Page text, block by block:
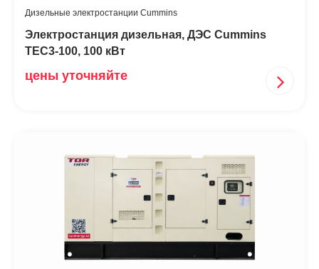
Дизельные электростанции Cummins
Электростанция дизельная, ДЭС Cummins
TEC3-100, 100 кВт
цены уточняйте